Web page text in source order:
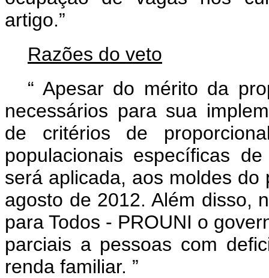
artigo.”
Razões do veto
“ Apesar do mérito da
necessários para sua
de critérios de
populacionais específicas
será aplicada, aos moldes
agosto de 2012. Além disso,
para Todos - PROUNI o
parciais a pessoas com
renda familiar. ”